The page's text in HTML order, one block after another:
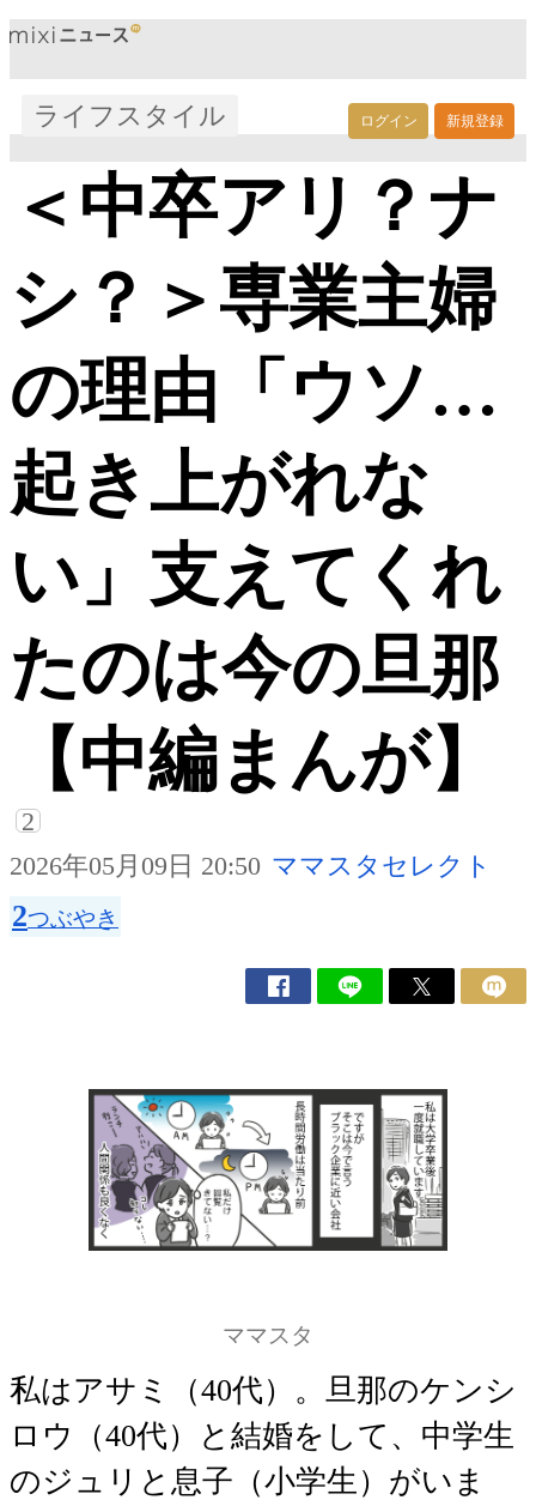
ログイン 新規登録
ライフスタイル
＜中卒アリ？ナ
シ？＞専業主婦
の理由「ウソ…
起き上がれな
い」支えてくれ
たのは今の旦那
【中編まんが】
2
2026年05月09日 20:50 ママスタセレクト
2つぶやき
ママスタ
私はアサミ（40代）。旦那のケンシ
ロウ（40代）と結婚をして、中学生
のジュリと息子（小学生）がいま